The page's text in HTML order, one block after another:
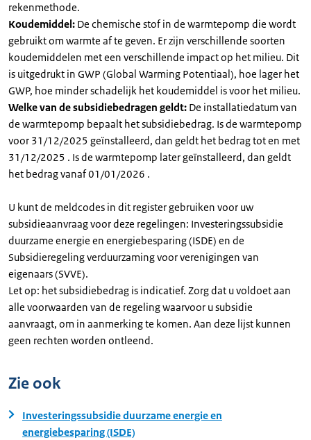
rekenmethode.
Koudemiddel: De chemische stof in de warmtepomp die wordt
gebruikt om warmte af te geven. Er zijn verschillende soorten
koudemiddelen met een verschillende impact op het milieu. Dit
is uitgedrukt in GWP (Global Warming Potentiaal), hoe lager het
GWP, hoe minder schadelijk het koudemiddel is voor het milieu.
Welke van de subsidiebedragen geldt: De installatiedatum van
de warmtepomp bepaalt het subsidiebedrag. Is de warmtepomp
voor 31/12/2025 geïnstalleerd, dan geldt het bedrag tot en met
31/12/2025 . Is de warmtepomp later geïnstalleerd, dan geldt
het bedrag vanaf 01/01/2026 .
U kunt de meldcodes in dit register gebruiken voor uw
subsidieaanvraag voor deze regelingen: Investeringssubsidie
duurzame energie en energiebesparing (ISDE) en de
Subsidieregeling verduurzaming voor verenigingen van
eigenaars (SVVE).
Let op: het subsidiebedrag is indicatief. Zorg dat u voldoet aan
alle voorwaarden van de regeling waarvoor u subsidie
aanvraagt, om in aanmerking te komen. Aan deze lijst kunnen
geen rechten worden ontleend.
Zie ook
Investeringssubsidie duurzame energie en
energiebesparing (ISDE)